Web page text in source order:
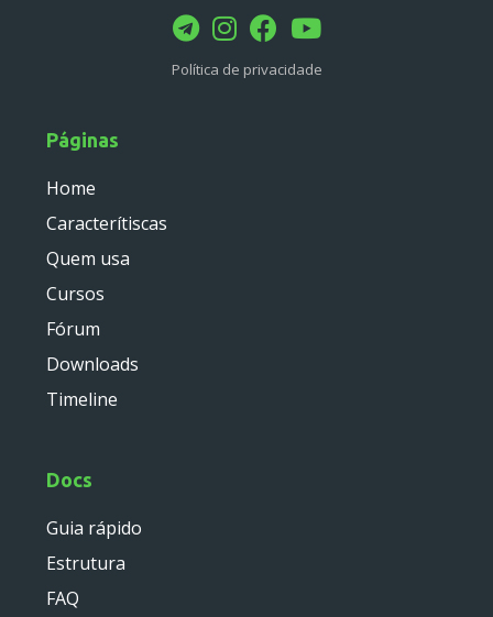
log
service
util
validator
widget
base
chart
form
menu
template
wrapper
Política de privacidade
Páginas
Home
Caracterítiscas
Quem usa
Cursos
Fórum
Downloads
Timeline
Docs
Guia rápido
Estrutura
FAQ